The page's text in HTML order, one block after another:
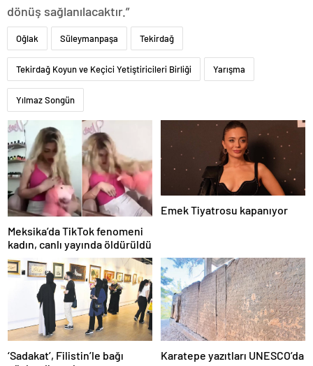
dönüş sağlanılacaktır.”
Oğlak Süleymanpaşa Tekirdağ
Tekirdağ Koyun ve Keçici Yetiştiricileri Birliği Yarışma
Yılmaz Songün
Meksika’da TikTok fenomeni
kadın, canlı yayında öldürüldü
Emek Tiyatrosu kapanıyor
‘Sadakat’, Filistin’le bağı
Karatepe yazıtları UNESCO’da